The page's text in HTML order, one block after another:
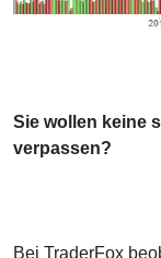
Sie wollen keine
verpassen?
Bei TraderFox